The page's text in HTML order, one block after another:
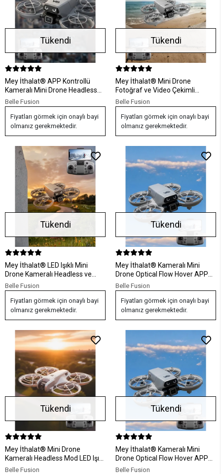
Tükendi
Mey İthalat® APP Kontrollü
Kameralı Mini Drone Headless
Mod Özellikli
Belle Fusion
Fiyatları görmek için onaylı bayi
olmanız gerekmektedir.
Tükendi
Mey İthalat® Mini Drone
Fotoğraf ve Video Çekimli
Optical Hover Sistemli
Belle Fusion
Fiyatları görmek için onaylı bayi
olmanız gerekmektedir.
Tükendi
Mey İthalat® LED Işıklı Mini
Drone Kameralı Headless ve
APP Destekli
Belle Fusion
Fiyatları görmek için onaylı bayi
olmanız gerekmektedir.
Tükendi
Mey İthalat® Kameralı Mini
Drone Optical Flow Hover APP
Kontrollü
Belle Fusion
Fiyatları görmek için onaylı bayi
olmanız gerekmektedir.
Tükendi
Mey İthalat® Mini Drone
Kameralı Headless Mod LED Işıklı
Akıllı Uçuş Sistemi
Belle Fusion
Tükendi
Mey İthalat® Kameralı Mini
Drone Optical Flow Hover APP
Kontrollü
Belle Fusion